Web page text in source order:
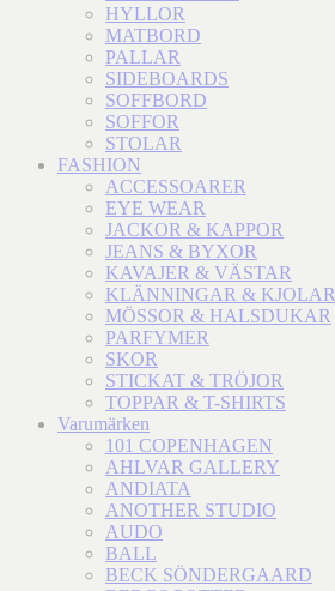
HYLLOR
MATBORD
PALLAR
SIDEBOARDS
SOFFBORD
SOFFOR
STOLAR
FASHION
ACCESSOARER
EYE WEAR
JACKOR & KAPPOR
JEANS & BYXOR
KAVAJER & VÄSTAR
KLÄNNINGAR & KJOLAR
MÖSSOR & HALSDUKAR
PARFYMER
SKOR
STICKAT & TRÖJOR
TOPPAR & T-SHIRTS
Varumärken
101 COPENHAGEN
AHLVAR GALLERY
ANDIATA
ANOTHER STUDIO
AUDO
BALL
BECK SÖNDERGAARD